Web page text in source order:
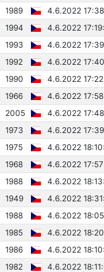
1989
4.6.2022
1994
4.6.2022
1993
4.6.2022
1992
4.6.2022
1990
4.6.2022
1966
4.6.2022
2005
4.6.2022
1973
4.6.2022
1975
4.6.2022
1968
4.6.2022
1988
4.6.2022
1949
4.6.2022
1988
4.6.2022
1985
4.6.2022
1986
4.6.2022
1982
4.6.2022